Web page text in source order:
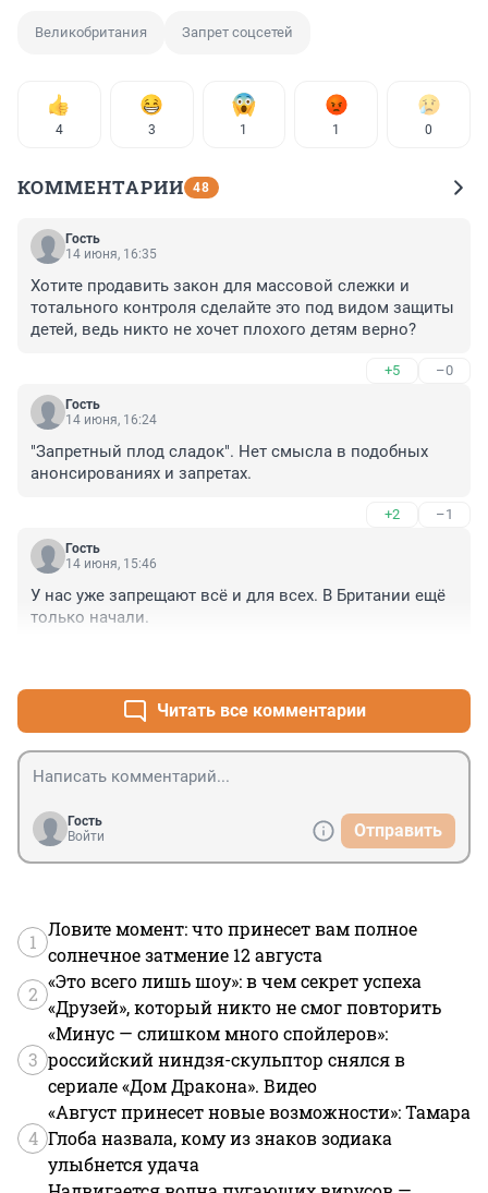
Великобритания Запрет соцсетей
4 3 1 1 0
КОММЕНТАРИИ 48
Гость
14 июня, 16:35
Хотите продавить закон для массовой слежки и
тотального контроля сделайте это под видом защиты
детей, ведь никто не хочет плохого детям верно?
+5 –0
Гость
14 июня, 16:24
"Запретный плод сладок". Нет смысла в подобных
анонсированиях и запретах.
+2 –1
Гость
14 июня, 15:46
У нас уже запрещают всё и для всех. В Британии ещё
только начали.
Читать все комментарии
Гость
Войти
Отправить
1
Ловите момент: что принесет вам полное
солнечное затмение 12 августа
2
«Это всего лишь шоу»: в чем секрет успеха
«Друзей», который никто не смог повторить
3
«Минус — слишком много спойлеров»:
российский ниндзя-скульптор снялся в
сериале «Дом Дракона». Видео
4
«Август принесет новые возможности»: Тамара
Глоба назвала, кому из знаков зодиака
улыбнется удача